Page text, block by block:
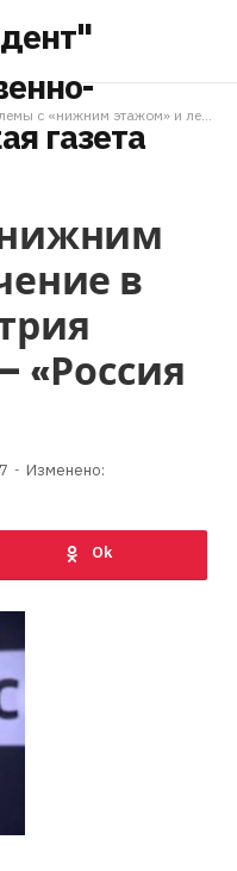
этажом» и лечение в Израиле Дмитрия Киселёва это – «Россия сегодня»?
в
«Россия
Изменено: